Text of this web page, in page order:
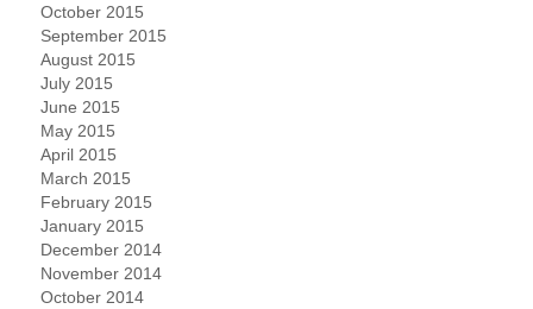
October 2015
September 2015
August 2015
July 2015
June 2015
May 2015
April 2015
March 2015
February 2015
January 2015
December 2014
November 2014
October 2014